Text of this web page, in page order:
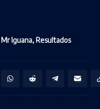
Mr Iguana,Resultados